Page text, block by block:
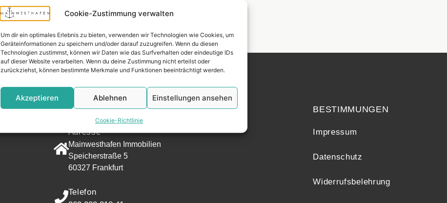
Cookie-Zustimmung verwalten
Um dir ein optimales Erlebnis zu bieten, verwenden wir Technologien wie Cookies, um
Geräteinformationen zu speichern und/oder darauf zuzugreifen. Wenn du diesen
Technologien zustimmst, können wir Daten wie das Surfverhalten oder eindeutige IDs
auf dieser Website verarbeiten. Wenn du deine Zustimmung nicht erteilst oder
zurückziehst, können bestimmte Merkmale und Funktionen beeinträchtigt werden.
Akzeptieren Ablehnen Einstellungen ansehen
Cookie-Richtlinie
KONTAKT
Adresse
Mainwesthafen Immobilien
Speicherstraße 5
60327 Frankfurt
Telefon
Widerrufsrecht
BESTIMMUNGEN
Impressum
Datenschutz
Widerrufsbelehrung